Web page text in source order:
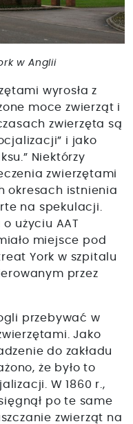
w Anglii
wyrosła z
moce zwierząt i
zwierzęta są
i jako
Niektórzy
zwierzętami
okresach istnienia
na spekulacji.
użyciu AAT
miejsce pod
York w szpitalu
przez
przebywać w
Jako
do zakładu
że było to
W 1860 r.,
po te same
zwierząt na